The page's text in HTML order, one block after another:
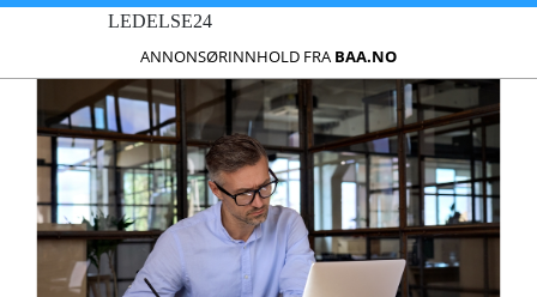
LEDELSE24
ANNONSØRINNHOLD FRA BAA.NO